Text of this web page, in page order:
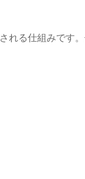
れる仕組みです